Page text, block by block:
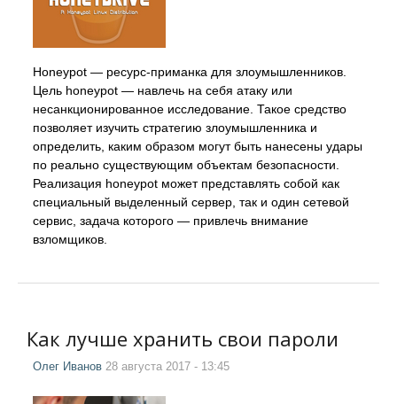
Honeypot — ресурс-приманка для злоумышленников.
Цель honeypot — навлечь на себя атаку или
несанкционированное исследование. Такое средство
позволяет изучить стратегию злоумышленника и
определить, каким образом могут быть нанесены удары
по реально существующим объектам безопасности.
Реализация honeypot может представлять собой как
специальный выделенный сервер, так и один сетевой
сервис, задача которого — привлечь внимание
взломщиков.
Как лучше хранить свои пароли
Олег Иванов 28 августа 2017 - 13:45